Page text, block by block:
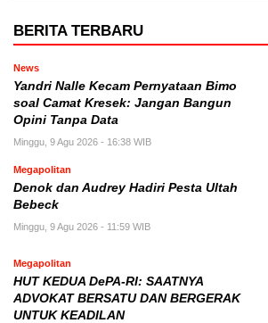
BERITA TERBARU
News
Yandri Nalle Kecam Pernyataan Bimo
soal Camat Kresek: Jangan Bangun
Opini Tanpa Data
Minggu, 9 Agu 2026 - 16:38 WIB
Megapolitan
Denok dan Audrey Hadiri Pesta Ultah
Bebeck
Minggu, 9 Agu 2026 - 11:59 WIB
Megapolitan
HUT KEDUA DePA-RI: SAATNYA
ADVOKAT BERSATU DAN BERGERAK
UNTUK KEADILAN